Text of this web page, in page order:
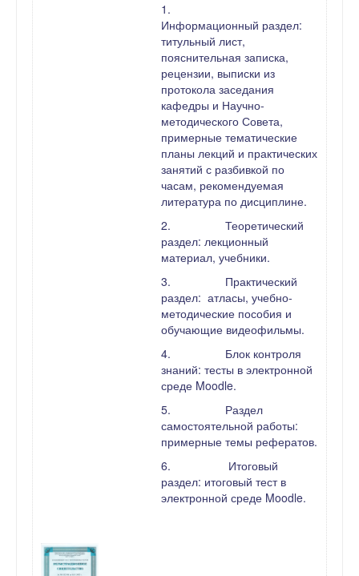
1.
Информационный раздел:
титульный лист,
пояснительная записка,
рецензии, выписки из
протокола заседания
кафедры и Научно-
методического Совета,
примерные тематические
планы лекций и практических
занятий с разбивкой по
часам, рекомендуемая
литература по дисциплине.
2.Теоретический
раздел: лекционный
материал, учебники.
3. Практический
раздел: атласы, учебно-
методические пособия и
обучающие видеофильмы.
4. Блок контроля
знаний: тесты в электронной
среде Moodle.
5. Раздел
самостоятельной работы:
примерные темы рефератов.
6. Итоговый
раздел: итоговый тест в
электронной среде Moodle.